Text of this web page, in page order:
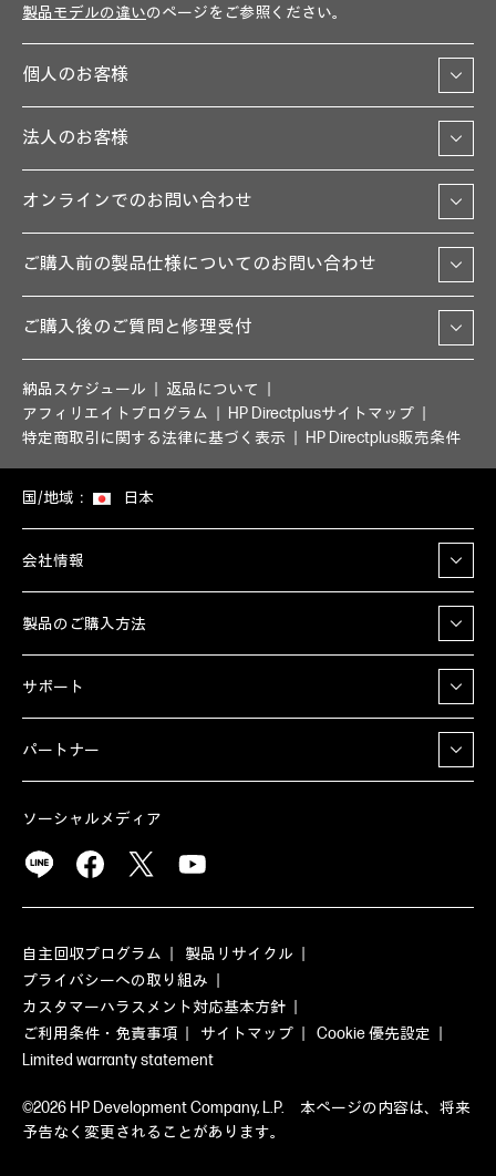
製品モデルの違いのページをご参照ください。
個人のお客様
法人のお客様
オンラインでのお問い合わせ
ご購入前の製品仕様についてのお問い合わせ
ご購入後のご質問と修理受付
納品スケジュール
返品について
アフィリエイトプログラム
HP Directplusサイトマップ
特定商取引に関する法律に基づく表示
HP Directplus販売条件
国/地域： 日本
会社情報
製品のご購入方法
サポート
パートナー
ソーシャルメディア
自主回収プログラム
製品リサイクル
プライバシーへの取り組み
カスタマーハラスメント対応基本方針
ご利用条件・免責事項
サイトマップ
Cookie 優先設定
Limited warranty statement
©2026 HP Development Company, L.P. 本ページの内容は、将来
予告なく変更されることがあります。